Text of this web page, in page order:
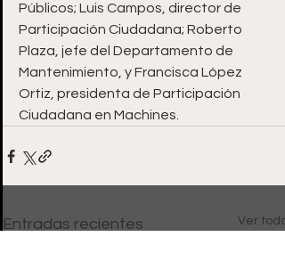
Públicos; Luis Campos, director de
Participación Ciudadana; Roberto
Plaza, jefe del Departamento de
Mantenimiento, y Francisca López
Ortiz, presidenta de Participación
Ciudadana en Machines.
Entradas recientes Ver todo